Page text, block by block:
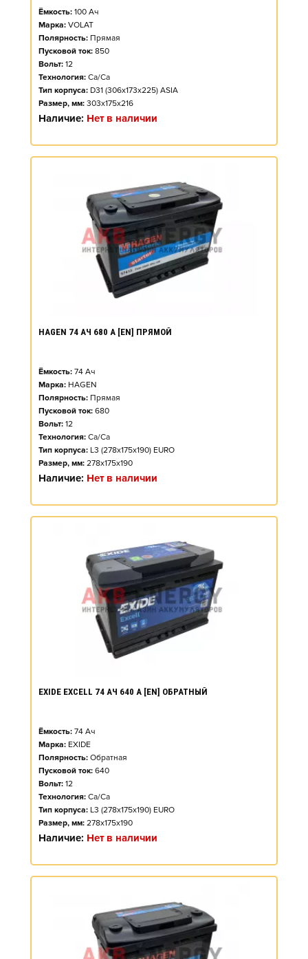
Ёмкость: 100 Ач
Марка: VOLAT
Полярность: Прямая
Пусковой ток: 850
Вольт: 12
Технология: Ca/Ca
Тип корпуса: D31 (306x173x225) ASIA
Размер, мм: 303x175x216
Наличие: Нет в наличии
HAGEN 74 АЧ 680 А [EN] ПРЯМОЙ
Ёмкость: 74 Ач
Марка: HAGEN
Полярность: Прямая
Пусковой ток: 680
Вольт: 12
Технология: Ca/Ca
Тип корпуса: L3 (278x175x190) EURO
Размер, мм: 278x175x190
Наличие: Нет в наличии
EXIDE EXCELL 74 АЧ 640 А [EN] ОБРАТНЫЙ
Ёмкость: 74 Ач
Марка: EXIDE
Полярность: Обратная
Пусковой ток: 640
Вольт: 12
Технология: Ca/Ca
Тип корпуса: L3 (278x175x190) EURO
Размер, мм: 278x175x190
Наличие: Нет в наличии